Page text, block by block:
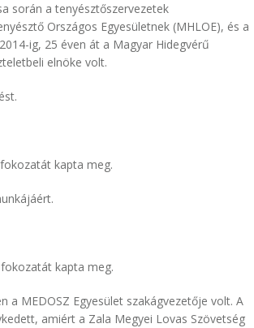
során a tenyésztőszervezetek
Országos Egyesületnek (MHLOE), és a
ig, 25 éven át a Magyar Hidegvérű
elnöke volt.
kapta meg.
kapta meg.
a MEDOSZ Egyesület szakágvezetője volt. A
amiért a Zala Megyei Lovas Szövetség